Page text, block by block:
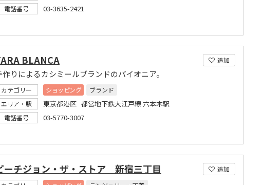
電話番号 03-3635-2421
追加
BLANCA
作りによるカシミールブランドのパイオニア。
カテゴリー ショッピング
ブランド
エリア・駅
東京都港区 都営地下鉄大江戸線 六本木駅
電話番号 03-5770-3007
追加
ーチジョン・ザ・ストア 新宿三丁目